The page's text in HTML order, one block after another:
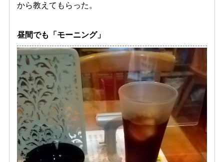
から教えてもらった。
昼間でも「モーニング」